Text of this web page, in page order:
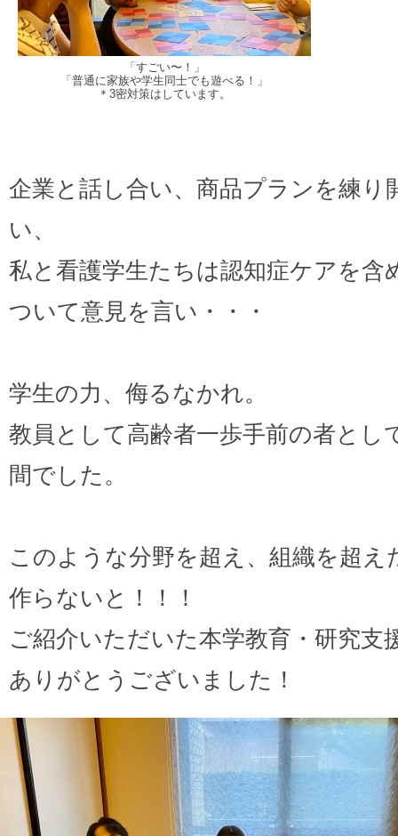
「すごい〜！」
「普通に家族や学生同士でも遊べる！」
＊3密対策はしています。
企業と話し合い、商品プランを練り
い、
私と看護学生たちは認知症ケアを含
ついて意見を言い・・・
学生の力、侮るなかれ。
教員として高齢者一歩手前の者とし
間でした。
このような分野を超え、組織を超
作らないと！！！
ご紹介いただいた本学教育・研究支
ありがとうございました！